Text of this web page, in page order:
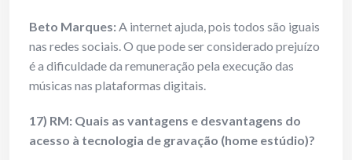
Beto Marques:A internet ajuda, pois todos são iguais
nas redes sociais. O que pode ser considerado prejuízo
é a dificuldade da remuneração pela execução das
músicas nas plataformas digitais.
17) RM: Quais as vantagens e desvantagens do
acesso à tecnologia de gravação (home estúdio)?